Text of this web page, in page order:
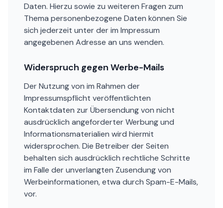
Daten. Hierzu sowie zu weiteren Fragen zum
Thema personenbezogene Daten können Sie
sich jederzeit unter der im Impressum
angegebenen Adresse an uns wenden.
Widerspruch gegen Werbe-Mails
Der Nutzung von im Rahmen der
Impressumspflicht veröffentlichten
Kontaktdaten zur Übersendung von nicht
ausdrücklich angeforderter Werbung und
Informationsmaterialien wird hiermit
widersprochen. Die Betreiber der Seiten
behalten sich ausdrücklich rechtliche Schritte
im Falle der unverlangten Zusendung von
Werbeinformationen, etwa durch Spam-E-Mails,
vor.